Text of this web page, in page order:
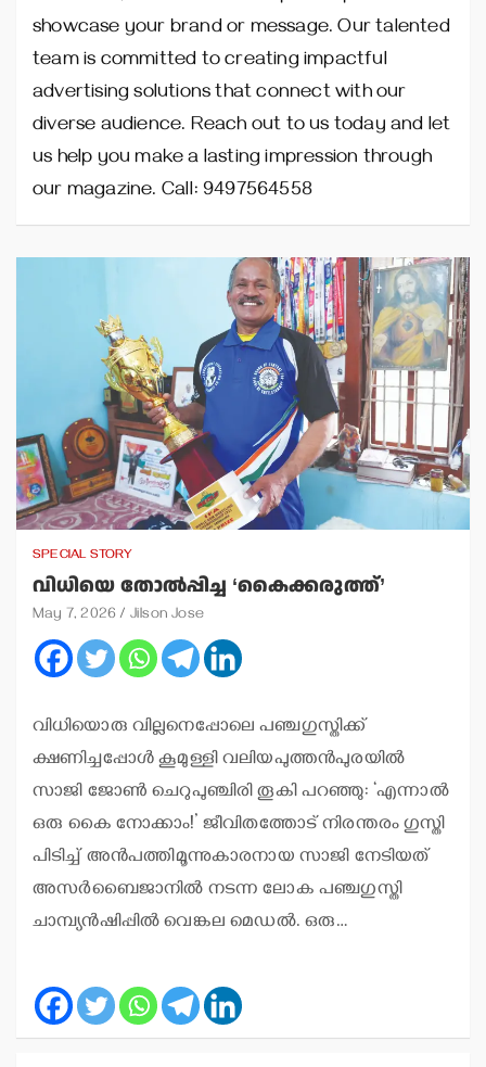
showcase your brand or message. Our talented
team is committed to creating impactful
advertising solutions that connect with our
diverse audience. Reach out to us today and let
us help you make a lasting impression through
our magazine. Call: 9497564558
SPECIAL STORY
വിധിയെ തോല്‍പ്പിച്ച ‘കൈക്കരുത്ത്’
May 7, 2026 Jilson Jose
വിധിയൊരു വില്ലനെപ്പോലെ പഞ്ചഗുസ്തിക്ക്
ക്ഷണിച്ചപ്പോള്‍ കൂമുള്ളി വലിയപുത്തന്‍പുരയില്‍
സാജി ജോണ്‍ ചെറുപുഞ്ചിരി തൂകി പറഞ്ഞു: ‘എന്നാല്‍
ഒരു കൈ നോക്കാം!’ ജീവിതത്തോട് നിരന്തരം ഗുസ്തി
പിടിച്ച് അന്‍പത്തിമൂന്നുകാരനായ സാജി നേടിയത്
അസര്‍ബൈജാനില്‍ നടന്ന ലോക പഞ്ചഗുസ്തി
ചാമ്പ്യന്‍ഷിപ്പില്‍ വെങ്കല മെഡല്‍. ഒരു…